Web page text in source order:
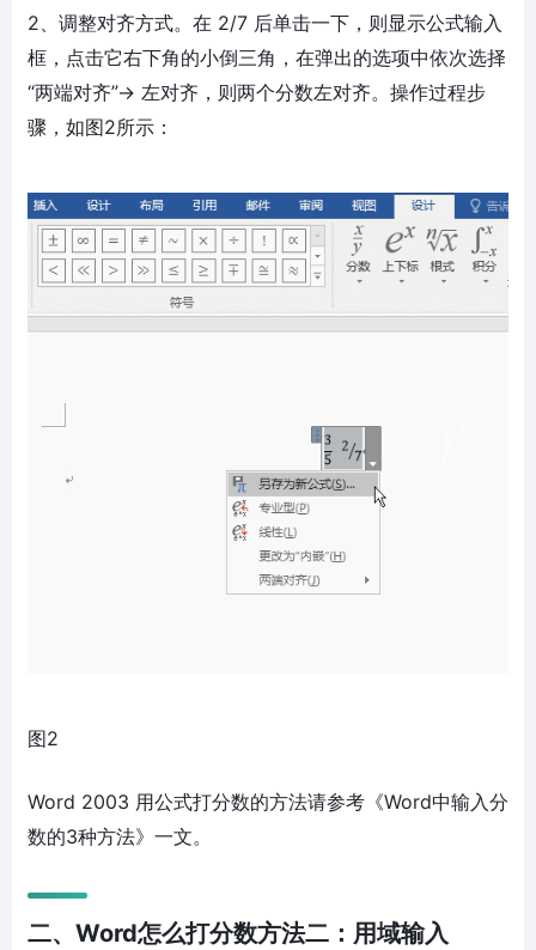
2、调整对齐方式。在 2/7 后单击一下，则显示公式输入
框，点击它右下角的小倒三角，在弹出的选项中依次选择
“两端对齐”→ 左对齐，则两个分数左对齐。操作过程步
骤，如图2所示：
图2
Word 2003 用公式打分数的方法请参考《Word中输入分
数的3种方法》一文。
二、Word怎么打分数方法二：用域输入